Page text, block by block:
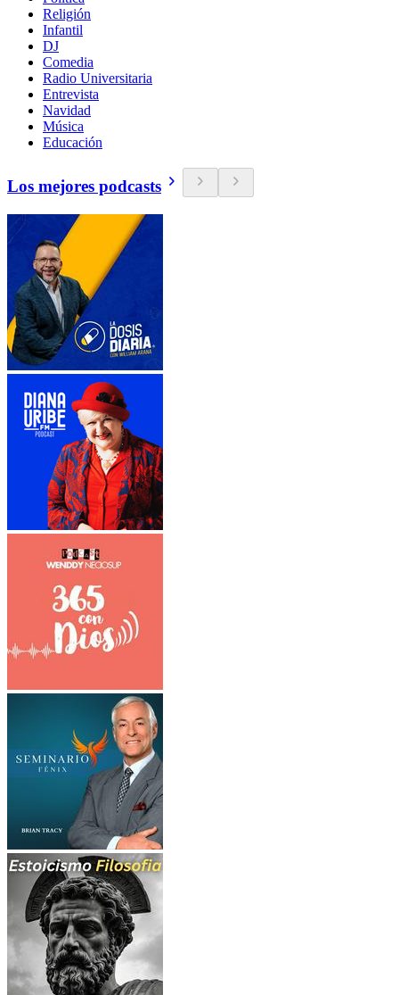
Religión
Infantil
DJ
Comedia
Radio Universitaria
Entrevista
Navidad
Música
Educación
Los mejores podcasts